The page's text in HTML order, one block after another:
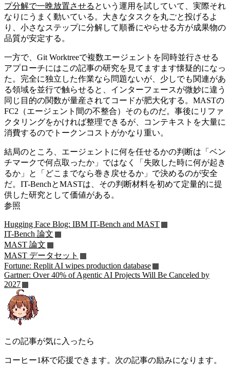
プ分解で一晩放置させる という運用を試していて、実際それ
なりにうまく動いている。大きなタスクを丸ごと投げるよ
り、小さなステップに分解して順番にやらせる方が成果物の
品質が安定する。
一方で、Git Worktreeで複数エージェントを同時並行させる
アプローチにはこの記事の研究を見てますます懐疑的になっ
た。完全に独立した作業なら問題ないが、少しでも関連があ
る領域を並行で触らせると、インターフェースが微妙に違う
同じ目的の関数が量産されてコードが肥大化する。MASTの
FC2（エージェント間の不整合）そのものだ。事後にリファ
クタリングをかければ整理できるが、コンテキストを大量に
消費するのでトークンコストがかなり重い。
結局のところ、エージェントに何を任せるかの判断は「ベン
チマークで何点取ったか」ではなく「失敗した時に何が起き
るか」と「どこまでなら巻き戻せるか」で決めるのが安全
だ。IT-BenchとMASTは、その判断材料を初めて定量的に提
供した研究として価値がある。
参照
Hugging Face Blog: IBM IT-Bench and MAST
IT-Bench 論文
MAST 論文
MAST データセット
Fortune: Replit AI wipes production database
Gartner: Over 40% of Agentic AI Projects Will Be Canceled by
2027
この記事が気に入ったら
コーヒー1杯で応援できます。次の記事の励みになります。